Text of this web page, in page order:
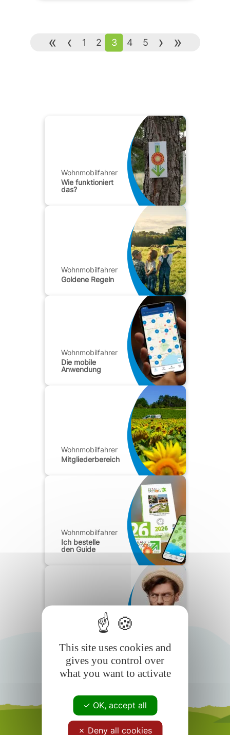
« ‹ 1 2 3 4 5 › »
Wohnmobilfahrer
Wie funktioniert
das?
Wohnmobilfahrer
Goldene Regeln
Wohnmobilfahrer
Die mobile
Anwendung
Wohnmobilfahrer
Mitgliederbereich
Wohnmobilfahrer
Ich bestelle
den Guide
Wohnmobilfahrer
This site uses cookies and
gives you control over
what you want to activate
OK, accept all
Deny all cookies